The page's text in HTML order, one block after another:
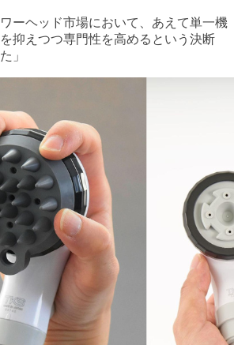
ーヘッド市場において、あえて単一機
抑えつつ専門性を高めるという決断
」